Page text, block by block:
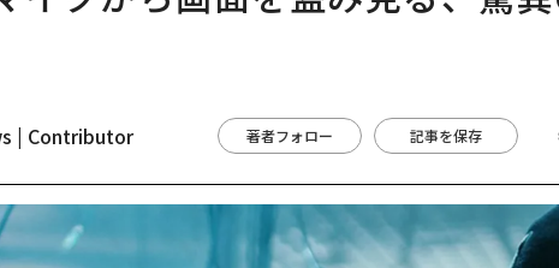
| Contributor 著者フォロー 記事を保存